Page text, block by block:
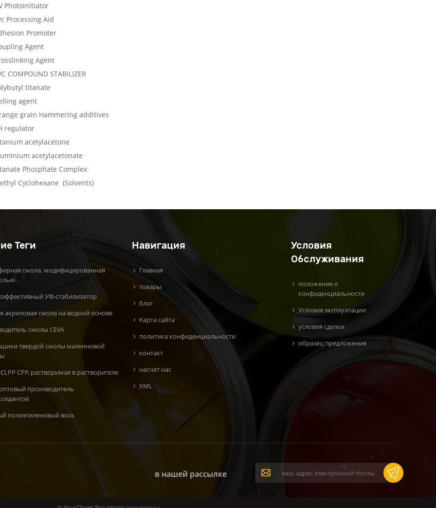
Photoinitiator
Processing Aid
Promoter
Agent
Agent
COMPOUND STABILIZER
titanate
agent
grain Hammering additives
regulator
acetylacetone
acetylacetonate
Phosphate Complex
Cyclohexane (Solvents)
Теги
смола, модифицированная
УФ-стабилизатор
акриловая смола на водной основе
смолы CEVA
твердой смолы малеиновой
CPP, растворимая в растворителе
производитель
полиэтиленовый воск
Навигация
Главная
товары
блог
Карта сайта
политика конфиденциальности
контакт
насчет нас
XML
Условия
Обслуживания
положение о
конфиденциальности
Условия эксплуатации
условия сделки
образец предложения
в нашей рассылке